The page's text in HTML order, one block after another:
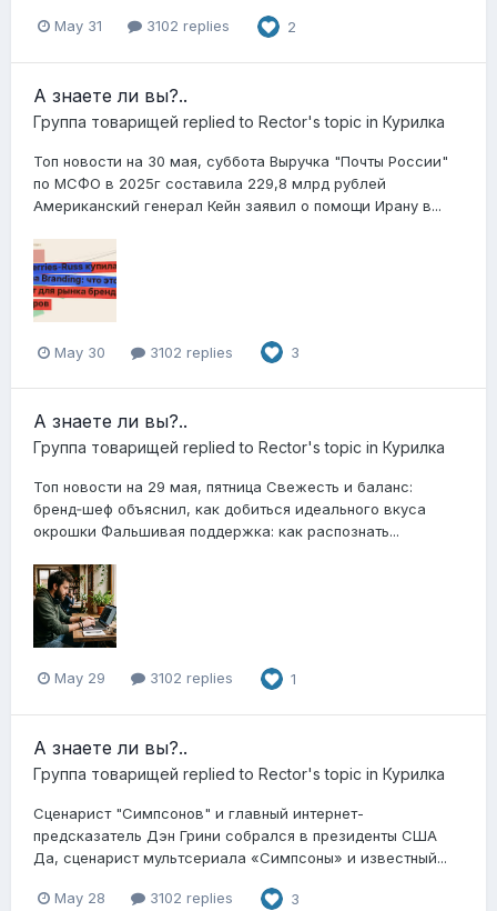
May 31 3102 replies 2
А знаете ли вы?..
Группа товарищей replied to Rector's topic in Курилка
Топ новости на 30 мая, суббота Выручка "Почты России"
по МСФО в 2025г составила 229,8 млрд рублей
Американский генерал Кейн заявил о помощи Ирану в...
May 30 3102 replies 3
А знаете ли вы?..
Группа товарищей replied to Rector's topic in Курилка
Топ новости на 29 мая, пятница Свежесть и баланс:
бренд‑шеф объяснил, как добиться идеального вкуса
окрошки Фальшивая поддержка: как распознать...
May 29 3102 replies 1
А знаете ли вы?..
Группа товарищей replied to Rector's topic in Курилка
Сценарист "Симпсонов" и главный интернет-
предсказатель Дэн Грини собрался в президенты США
Да, сценарист мультсериала «Симпсоны» и известный...
May 28 3102 replies 3